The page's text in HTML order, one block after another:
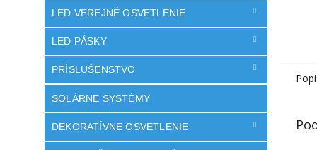
LED VEREJNÉ OSVETLENIE
LED PÁSKY
PRÍSLUŠENSTVO
SOLÁRNE SYSTÉMY
DEKORATÍVNE OSVETLENIE